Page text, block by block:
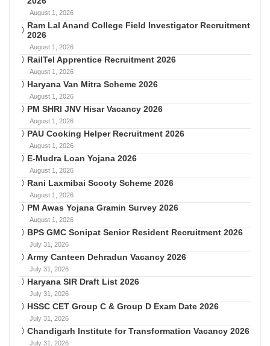
August 1, 2026
Ram Lal Anand College Field Investigator Recruitment
2026
August 1, 2026
RailTel Apprentice Recruitment 2026
August 1, 2026
Haryana Van Mitra Scheme 2026
August 1, 2026
PM SHRI JNV Hisar Vacancy 2026
August 1, 2026
PAU Cooking Helper Recruitment 2026
August 1, 2026
E-Mudra Loan Yojana 2026
August 1, 2026
Rani Laxmibai Scooty Scheme 2026
August 1, 2026
PM Awas Yojana Gramin Survey 2026
August 1, 2026
BPS GMC Sonipat Senior Resident Recruitment 2026
July 31, 2026
Army Canteen Dehradun Vacancy 2026
July 31, 2026
Haryana SIR Draft List 2026
July 31, 2026
HSSC CET Group C & Group D Exam Date 2026
July 31, 2026
Chandigarh Institute for Transformation Vacancy 2026
July 31, 2026